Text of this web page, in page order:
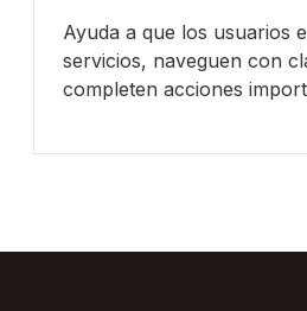
Ayuda a que los usuarios
servicios, naveguen con
completen acciones